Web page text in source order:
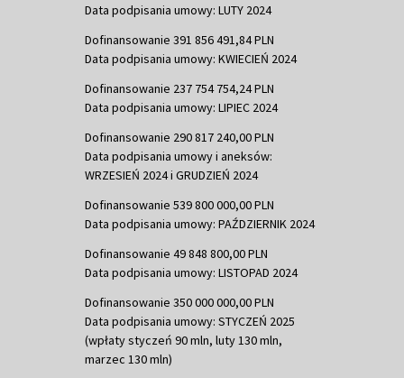
Data podpisania umowy: LUTY 2024
Dofinansowanie 391 856 491,84 PLN
Data podpisania umowy: KWIECIEŃ 2024
Dofinansowanie 237 754 754,24 PLN
Data podpisania umowy: LIPIEC 2024
Dofinansowanie 290 817 240,00 PLN
Data podpisania umowy i aneksów:
WRZESIEŃ 2024 i GRUDZIEŃ 2024
Dofinansowanie 539 800 000,00 PLN
Data podpisania umowy: PAŹDZIERNIK 2024
Dofinansowanie 49 848 800,00 PLN
Data podpisania umowy: LISTOPAD 2024
Dofinansowanie 350 000 000,00 PLN
Data podpisania umowy: STYCZEŃ 2025
(wpłaty styczeń 90 mln, luty 130 mln,
marzec 130 mln)